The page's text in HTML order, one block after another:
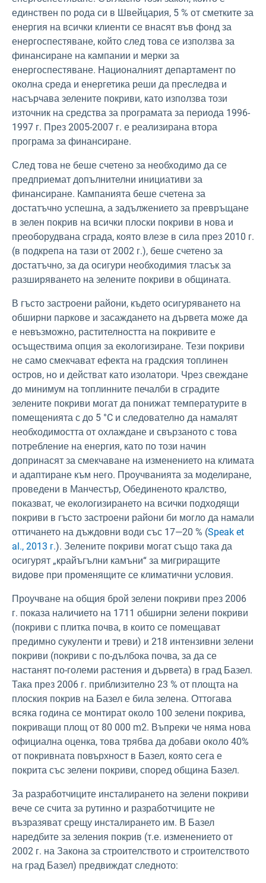
единствен по рода си в Швейцария, 5 % от сметките за
енергия на всички клиенти се внасят във фонд за
енергоспестяване, който след това се използва за
финансиране на кампании и мерки за
енергоспестяване. Националният департамент по
околна среда и енергетика реши да преследва и
насърчава зелените покриви, като използва този
източник на средства за програмата за периода 1996-
1997 г. През 2005-2007 г. е реализирана втора
програма за финансиране.
След това не беше счетено за необходимо да се
предприемат допълнителни инициативи за
финансиране. Кампанията беше счетена за
достатъчно успешна, а задължението за превръщане
в зелен покрив на всички плоски покриви в нова и
преоборудвана сграда, която влезе в сила през 2010 г.
(в подкрепа на тази от 2002 г.), беше счетено за
достатъчно, за да осигури необходимия тласък за
разширяването на зелените покриви в общината.
В гъсто застроени райони, където осигуряването на
обширни паркове и засаждането на дървета може да
е невъзможно, растителността на покривите е
осъществима опция за екологизиране. Тези покриви
не само смекчават ефекта на градския топлинен
остров, но и действат като изолатори. Чрез свеждане
до минимум на топлинните печалби в сградите
зелените покриви могат да понижат температурите в
помещенията с до 5 °C и следователно да намалят
необходимостта от охлаждане и свързаното с това
потребление на енергия, като по този начин
допринасят за смекчаване на изменението на климата
и адаптиране към него. Проучванията за моделиране,
проведени в Манчестър, Обединеното кралство,
показват, че екологизирането на всички подходящи
покриви в гъсто застроени райони би могло да намали
оттичането на дъждовни води със 17—20 % (Speak et
al., 2013 г.). Зелените покриви могат също така да
осигурят „крайъгълни камъни“ за мигриращите
видове при променящите се климатични условия.
Проучване на общия брой зелени покриви през 2006
г. показа наличието на 1711 обширни зелени покриви
(покриви с плитка почва, в които се помещават
предимно сукуленти и треви) и 218 интензивни зелени
покриви (покриви с по-дълбока почва, за да се
настанят по-големи растения и дървета) в град Базел.
Така през 2006 г. приблизително 23 % от площта на
плоския покрив на Базел е била зелена. Оттогава
всяка година се монтират около 100 зелени покрива,
покриващи площ от 80 000 m2. Въпреки че няма нова
официална оценка, това трябва да добави около 40%
от покривната повърхност в Базел, която сега е
покрита със зелени покриви, според община Базел.
За разработчиците инсталирането на зелени покриви
вече се счита за рутинно и разработчиците не
възразяват срещу инсталирането им. В Базел
наредбите за зеления покрив (т.е. изменението от
2002 г. на Закона за строителството и строителството
на град Базел) предвиждат следното: